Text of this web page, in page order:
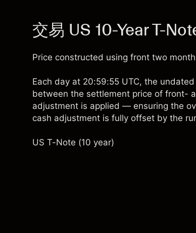
交易 US 10-Year T-
Price constructed using front two
Each day at 20:59:55 UTC, the
between the settlement price of front-
adjustment is applied — ensuring the
cash adjustment is fully offset by the
US T-Note (10 year)